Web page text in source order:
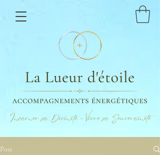
Incarner sa Divinité - Vivre sa Souveraineté
Post